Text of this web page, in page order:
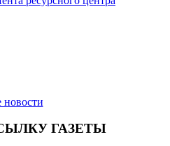
новости
ГАЗЕТЫ